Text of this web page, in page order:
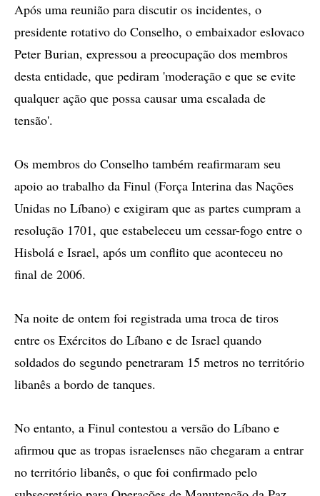
Após uma reunião para discutir os incidentes, o
presidente rotativo do Conselho, o embaixador eslovaco
Peter Burian, expressou a preocupação dos membros
desta entidade, que pediram 'moderação e que se evite
qualquer ação que possa causar uma escalada de
tensão'.
Os membros do Conselho também reafirmaram seu
apoio ao trabalho da Finul (Força Interina das Nações
Unidas no Líbano) e exigiram que as partes cumpram a
resolução 1701, que estabeleceu um cessar-fogo entre o
Hisbolá e Israel, após um conflito que aconteceu no
final de 2006.
Na noite de ontem foi registrada uma troca de tiros
entre os Exércitos do Líbano e de Israel quando
soldados do segundo penetraram 15 metros no território
libanês a bordo de tanques.
No entanto, a Finul contestou a versão do Líbano e
afirmou que as tropas israelenses não chegaram a entrar
no território libanês, o que foi confirmado pelo